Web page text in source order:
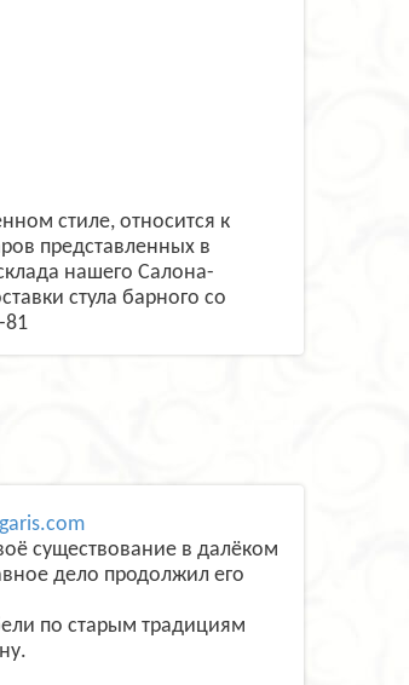
стиле, относится к
представленных в
нашего Салона-
стула барного со
81
существование в далёком
дело продолжил его
по старым традициям